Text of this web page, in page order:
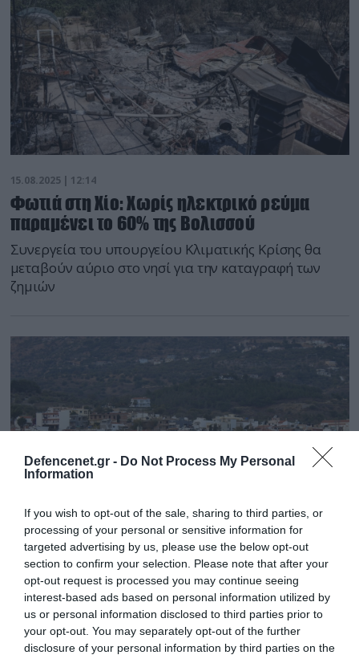
Defencenet.gr - Do Not Process My Personal
Information
If you wish to opt-out of the sale, sharing to third parties, or
processing of your personal or sensitive information for
targeted advertising by us, please use the below opt-out
section to confirm your selection. Please note that after your
opt-out request is processed you may continue seeing
interest-based ads based on personal information utilized by
us or personal information disclosed to third parties prior to
your opt-out. You may separately opt-out of the further
disclosure of your personal information by third parties on the
15.08.2025 | 12:14
Φωτιά στη Χίο: Χωρίς ηλεκτρικό ρεύμα
παραμένει το 60% της Βολισσού
Συνεργεία του υπουργείου Κλιματικής Κρίσης θα
μεταβούν αύριο στο νησί για την καταγραφή των
ζημιών
12.11.2023 | 22:19
Η ΤΠΚ «Υποπλοίαρχος Βλαχάκος» σε
περιπολία στο ανατολικό Αιγαίο
Φωτογραφίες από το λιμάνι της Χίου